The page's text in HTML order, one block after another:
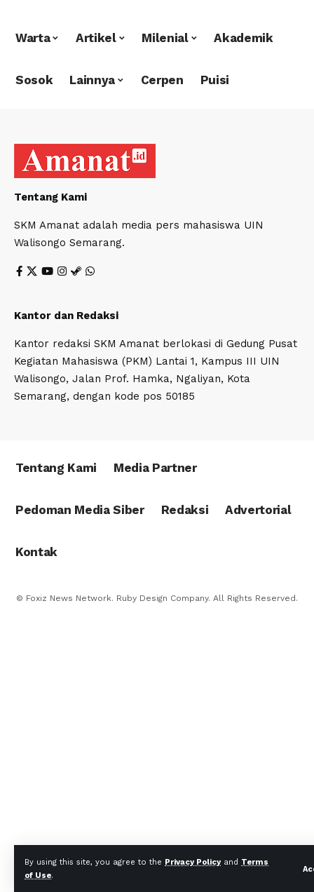
By using this site, you agree to the Privacy Policyand Terms
of Use.
Warta Artikel Milenial Akademik
Sosok Lainnya Cerpen Puisi
Tentang Kami
SKM Amanat adalah media pers mahasiswa UIN
Walisongo Semarang.
Kantor dan Redaksi
Kantor redaksi SKM Amanat berlokasi di Gedung Pusat
Kegiatan Mahasiswa (PKM) Lantai 1, Kampus III UIN
Walisongo, Jalan Prof. Hamka, Ngaliyan, Kota
Semarang, dengan kode pos 50185
Tentang Kami Media Partner
Pedoman Media Siber Redaksi Advertorial
Kontak
© Foxiz News Network. Ruby Design Company. All Rights Reserved.